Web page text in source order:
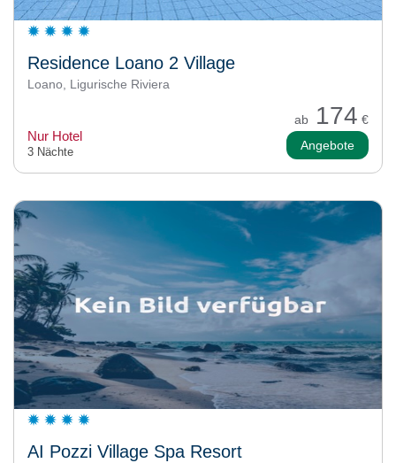
Residence Loano 2 Village
Loano, Ligurische Riviera
ab 174 €
Nur Hotel
3 Nächte Angebote
AI Pozzi Village Spa Resort